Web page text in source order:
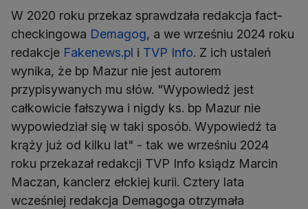
W 2020 roku przekaz sprawdzała redakcja fact-
checkingowa Demagog, a we wrześniu 2024 roku
redakcje Fakenews.pl i TVP Info. Z ich ustaleń
wynika, że bp Mazur nie jest autorem
przypisywanych mu słów. "Wypowiedź jest
całkowicie fałszywa i nigdy ks. bp Mazur nie
wypowiedział się w taki sposób. Wypowiedź ta
krąży już od kilku lat" - tak we wrześniu 2024
roku przekazał redakcji TVP Info ksiądz Marcin
Maczan, kanclerz ełckiej kurii. Cztery lata
wcześniej redakcja Demagoga otrzymała